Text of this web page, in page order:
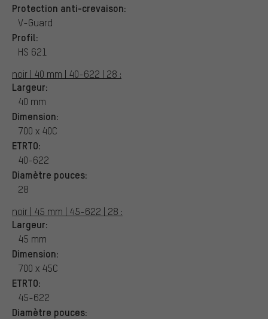
Protection anti-crevaison:
V-Guard
Profil:
HS 621
noir | 40 mm | 40-622 | 28 :
Largeur:
40 mm
Dimension:
700 x 40C
ETRTO:
40-622
Diamètre pouces:
28
noir | 45 mm | 45-622 | 28 :
Largeur:
45 mm
Dimension:
700 x 45C
ETRTO:
45-622
Diamètre pouces: